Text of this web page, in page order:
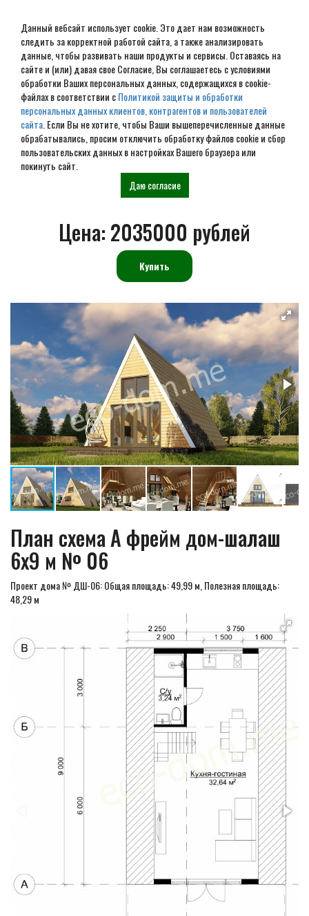
Данный вебсайт использует cookie. Это дает нам возможность
следить за корректной работой сайта, а также анализировать
данные, чтобы развивать наши продукты и сервисы. Оставаясь на
сайте и (или) давая свое Согласие, Вы соглашаетесь с условиями
обработки Ваших персональных данных, содержащихся в cookie-
файлах в соответствии сПолитикой защиты и обработки
персональных данных клиентов, контрагентов и пользователей
сайта . Если Вы не хотите, чтобы Ваши вышеперечисленные данные
обрабатывались, просим отключить обработку файлов cookie и сбор
пользовательских данных в настройках Вашего браузера или
покинуть сайт.
Даю согласие
А фрейм дом-шалаш 6х9 м
(с террасой) № ДШ-06
Главная Проекты Дома-шалаши А фрейм дом-шалаш 6х9 м № 06
Цена: 2035000 рублей
Купить
План схема А фрейм дом-шалаш
6х9 м № 06
Проект дома № ДШ-06: Общая площадь: 49,99 м, Полезная площадь:
48,29 м